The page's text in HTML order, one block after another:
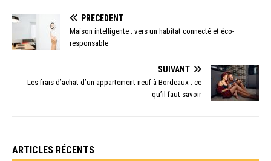
PRÉCÉDENT
Maison intelligente : vers un habitat connecté et éco-
responsable
SUIVANT
Les frais d’achat d’un appartement neuf à Bordeaux : ce
qu’il faut savoir
ARTICLES RÉCENTS